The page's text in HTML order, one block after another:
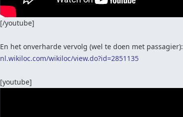
[/youtube]
En het onverharde vervolg (wel te doen met passagier):
nl.wikiloc.com/wikiloc/view.do?id=2851135
[youtube]